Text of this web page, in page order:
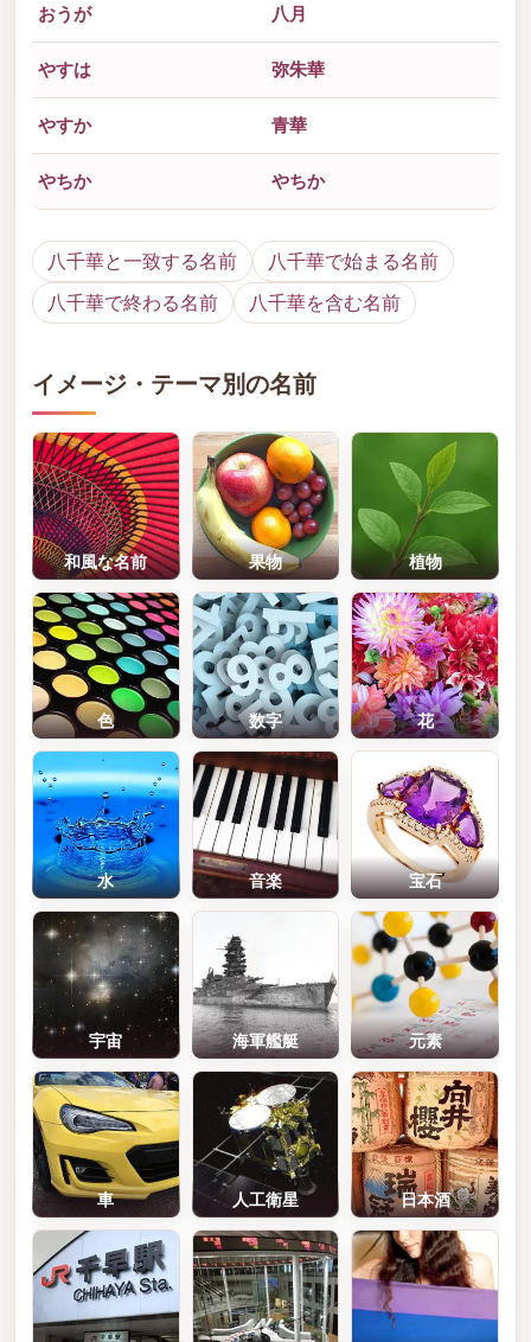
おうが 八月
やすは 弥朱華
やすか 青華
やちか やちか
八千華と一致する名前
八千華で始まる名前
八千華で終わる名前
八千華を含む名前
イメージ・テーマ別の名前
和風な名前 果物 植物
色 数字 花
水 音楽 宝石
宇宙 海軍艦艇 元素
車 人工衛星 日本酒